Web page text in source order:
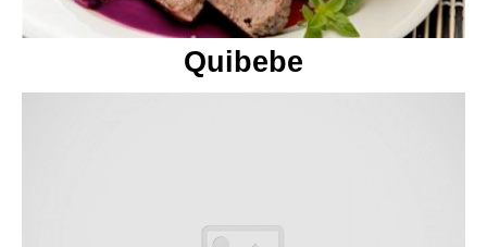
Quibebe